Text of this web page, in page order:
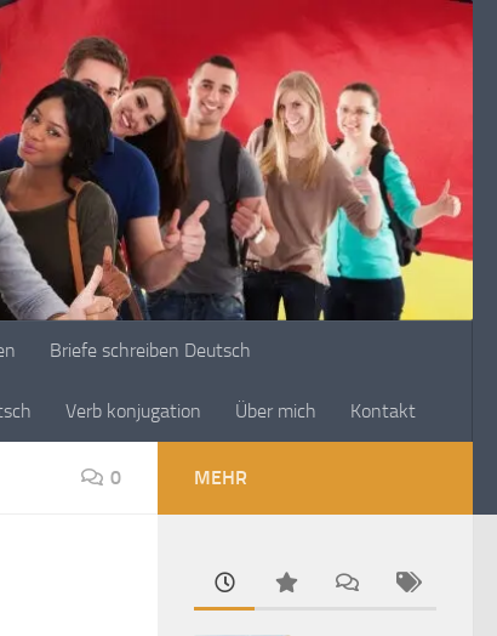
Briefe schreiben Deutsch
Verb konjugation Über mich Kontakt
0 MEHR